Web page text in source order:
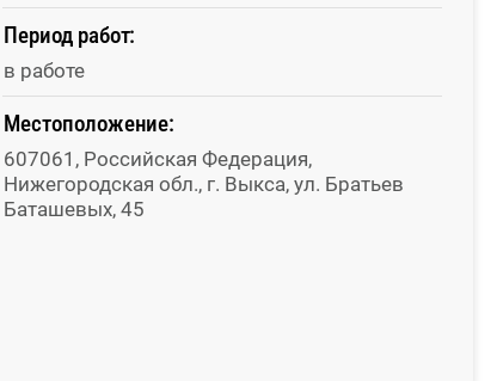
Период работ:
в работе
Местоположение:
607061, Российская Федерация,
Нижегородская обл., г. Выкса, ул. Братьев
Баташевых, 45